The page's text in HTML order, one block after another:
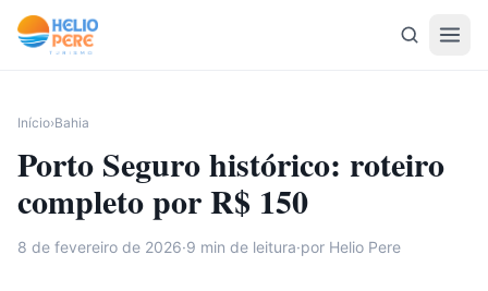
Pular para o conteúdo
Início›Bahia
Porto Seguro histórico: roteiro
completo por R$ 150
8 de fevereiro de 2026·9 min de leitura·por Helio Pere